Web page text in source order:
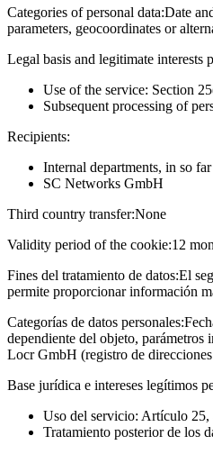
Categories of personal data:Date
parameters, geocoordinates or
Legal basis and legitimate interests
Use of the service: Section
Subsequent processing of
Recipients:
Internal departments, in so
SC Networks GmbH
Third country transfer:None
Validity period of the cookie:12
Fines del tratamiento de datos:El
permite proporcionar información
Categorías de datos personales:
dependiente del objeto, parámetros
Locr GmbH (registro de
Base jurídica e intereses legítimos
Uso del servicio: Artículo 25,
Tratamiento posterior de los